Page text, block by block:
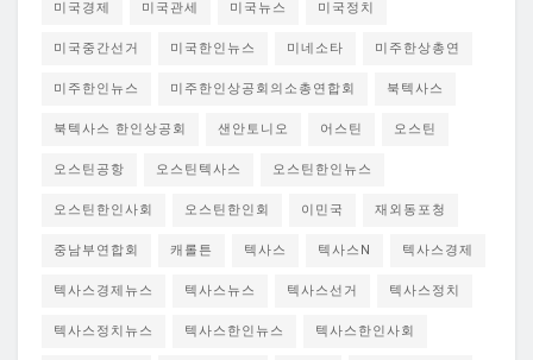
미국경제 미국관세 미국뉴스 미국정치
미국중간선거 미국한인뉴스 미네소타 미주한상총연
미주한인뉴스 미주한인상공회의소총연합회 북텍사스
북텍사스 한인상공회 샌안토니오 어스틴 오스틴
오스틴공항 오스틴텍사스 오스틴한인뉴스
오스틴한인사회 오스틴한인회 이민국 재외동포청
중남부연합회 캐롤튼 텍사스 텍사스N 텍사스경제
텍사스경제뉴스 텍사스뉴스 텍사스선거 텍사스정치
텍사스정치뉴스 텍사스한인뉴스 텍사스한인사회